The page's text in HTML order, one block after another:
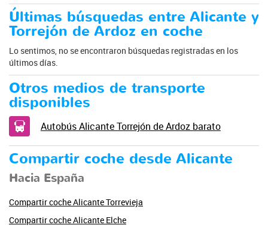
Últimas búsquedas entre Alicante y
Torrejón de Ardoz en coche
Lo sentimos, no se encontraron búsquedas registradas en los
últimos días.
Otros medios de transporte
disponibles
Autobús Alicante Torrejón de Ardoz barato
Compartir coche desde Alicante
Hacia España
Compartir coche Alicante Torrevieja
Compartir coche Alicante Elche